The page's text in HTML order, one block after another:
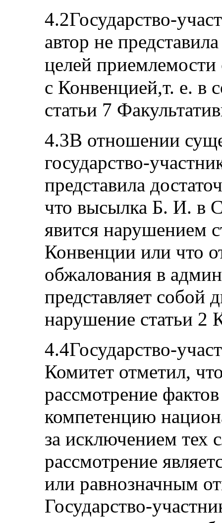
4.2Государство-
автор не
целей приемлемости
с Конвенцией,т. е. в
статьи 7
4.3В отношении
государство-
представила
что высылка Б. И. в
явится нарушением
Конвенции или что
обжалования в
представляет собой
нарушение статьи 2
4.4Государство-
Комитет отметил,
рассмотрение
компетенцию
за исключением тех
рассмотрение
или равнозначным
Государство-